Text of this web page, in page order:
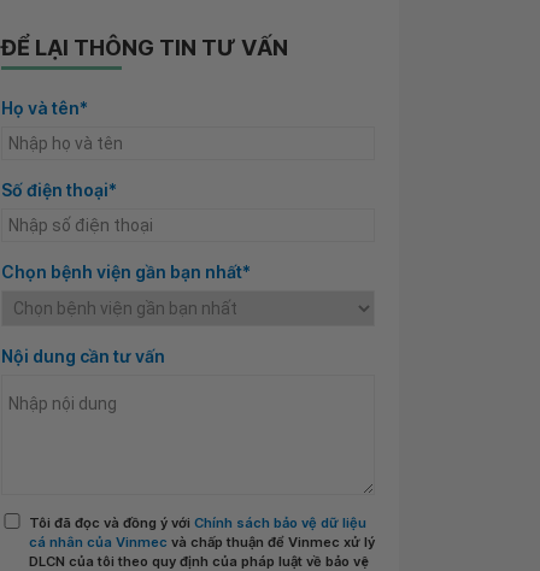
ĐỂ LẠI THÔNG TIN TƯ VẤN
Họ và tên*
Số điện thoại*
Chọn bệnh viện gần bạn nhất*
Nội dung cần tư vấn
Tôi đã đọc và đồng ý với Chính sách bảo vệ dữ liệu
cá nhân của Vinmec và chấp thuận để Vinmec xử lý
DLCN của tôi theo quy định của pháp luật về bảo vệ